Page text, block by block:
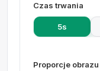
Czas trwania
5s
Proporcje obrazu